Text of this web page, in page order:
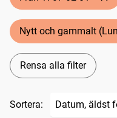
Nytt och gammalt
Rensa alla filter
Sortera: